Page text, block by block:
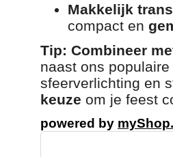
Makkelijk
compact en
Tip: Combineer
naast ons
sfeerverlichting en
keuze om je feest
powered by